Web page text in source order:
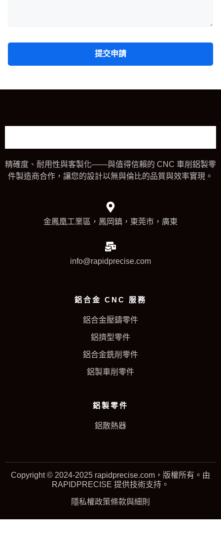
提交申請
精確度、耐用性與客製化——與值得信賴的 CNC 車削鋁製零
件製造商合作，讓您的設計以無與倫比的品質與效率實現。
金鳳凰工業區，鳳岡鎮，東莞市，廣東
info@rapidprecise.com
鋁合金 CNC 服務
鋁合金壓鑄零件
鋁擠型零件
鋁合金銑削零件
鋁製車削零件
鋁製零件
鋁散熱器
Copyright © 2024-2025 rapidprecise.com，版權所有。由
RAPIDPRECISE 提供技術支持。
隱私權政策條款與細則